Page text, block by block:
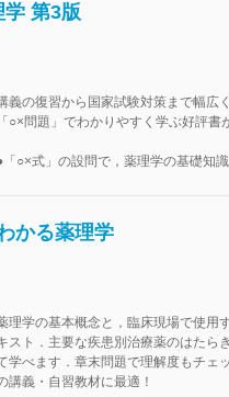
第3版
義の復習から国家試験対策まで幅広
「○×問題」でわかりやすく学ぶ好評書
「○×式」の設問で，薬理学の基礎知
かる薬理学
理学の基本概念と，臨床現場で使用
スト．主要な疾患別治療薬のはたら
学べます．章末問題で理解度もチェ
講義・自習教材に最適！